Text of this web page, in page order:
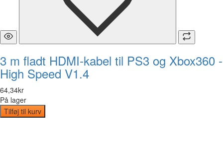
3 m fladt HDMI-kabel til PS3 og Xbox360 -
High Speed V1.4
64,34kr
På lager
Tilføj til kurv